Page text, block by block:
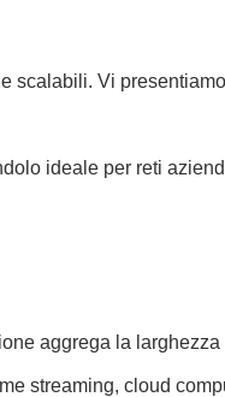
scalabili. Vi
ideale per reti
aggrega la
streaming, cloud